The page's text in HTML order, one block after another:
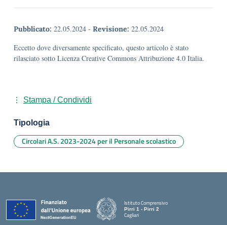
Pubblicato: 22.05.2024 - Revisione: 22.05.2024
Eccetto dove diversamente specificato, questo articolo è stato
rilasciato sotto Licenza Creative Commons Attribuzione 4.0 Italia.
Stampa / Condividi
Tipologia
Circolari A.S. 2023-2024 per il Personale scolastico
Istituto Comprensivo
Pirri 1 - Pirri 2
Cagliari
— Visita la pagina iniziale della scuola